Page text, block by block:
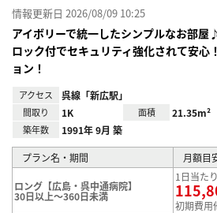
情報更新日 2026/08/09 10:25
アイボリーで統一したシンプルなお部
ロック付でセキュリティ強化されて安心
ョン！
アクセス 呉線「新広駅」
間取り 1K 面積 21.35m²
築年数 1991年 9月 築
プラン名・期間 月額目
ロング【広島・呉中通病院】
30日以上～360日未満
1日当た
初期費用